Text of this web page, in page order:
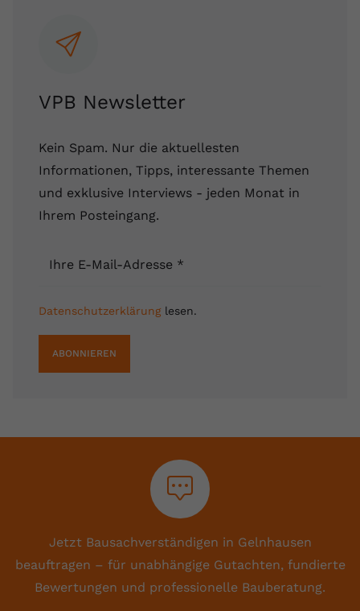
VPB Newsletter
Kein Spam. Nur die aktuellesten
Informationen, Tipps, interessante Themen
und exklusive Interviews - jeden Monat in
Ihrem Posteingang.
Ihre E-Mail-Adresse *
Datenschutzerklärunglesen.
ABONNIEREN
Jetzt Bausachverständigen in Gelnhausen
beauftragen – für unabhängige Gutachten, fundierte
Bewertungen und professionelle Bauberatung.